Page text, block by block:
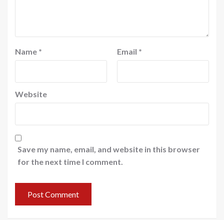
Name * Email *
Website
Save my name, email, and website in this browser
for the next time I comment.